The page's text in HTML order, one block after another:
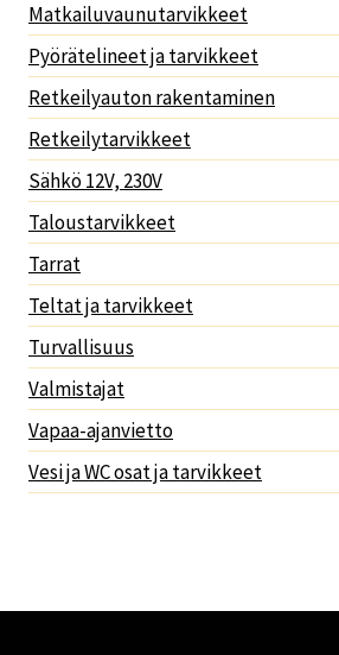
Matkailuvaunutarvikkeet
Pyörätelineet ja tarvikkeet
Retkeilyauton rakentaminen
Retkeilytarvikkeet
Sähkö 12V, 230V
Taloustarvikkeet
Tarrat
Teltat ja tarvikkeet
Turvallisuus
Valmistajat
Vapaa-ajanvietto
Vesi ja WC osat ja tarvikkeet